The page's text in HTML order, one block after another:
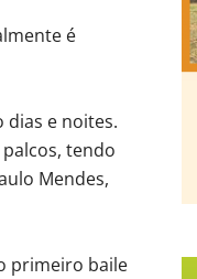
é
e noites.
tendo
Mendes,
primeiro baile